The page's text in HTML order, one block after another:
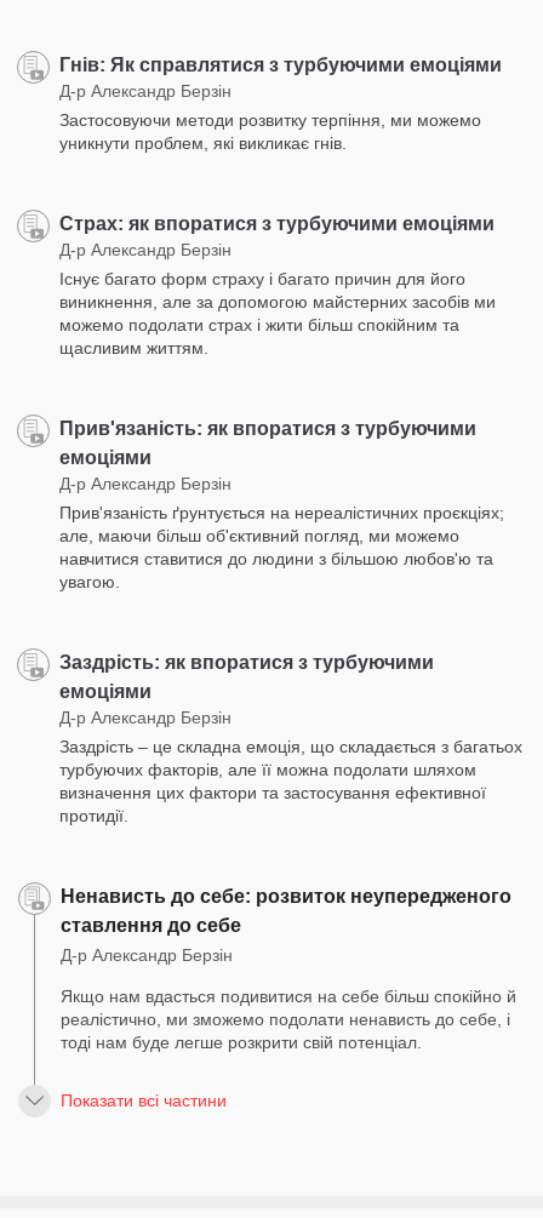
Гнів: Як справлятися з турбуючими емоціями
Д-р Александр Берзін
Застосовуючи методи розвитку терпіння, ми можемо
уникнути проблем, які викликає гнів.
Страх: як впоратися з турбуючими емоціями
Д-р Александр Берзін
Існує багато форм страху і багато причин для його
виникнення, але за допомогою майстерних засобів ми
можемо подолати страх і жити більш спокійним та
щасливим життям.
Прив'язаність: як впоратися з турбуючими
емоціями
Д-р Александр Берзін
Прив'язаність ґрунтується на нереалістичних проєкціях;
але, маючи більш об'єктивний погляд, ми можемо
навчитися ставитися до людини з більшою любов'ю та
увагою.
Заздрість: як впоратися з турбуючими
емоціями
Д-р Александр Берзін
Заздрість – це складна емоція, що складається з багатьох
турбуючих факторів, але її можна подолати шляхом
визначення цих фактори та застосування ефективної
протидії.
Ненависть до себе: розвиток неупередженого
ставлення до себе
Д-р Александр Берзін
Якщо нам вдасться подивитися на себе більш спокійно й
реалістично, ми зможемо подолати ненависть до себе, і
тоді нам буде легше розкрити свій потенціал.
Показати всі частини